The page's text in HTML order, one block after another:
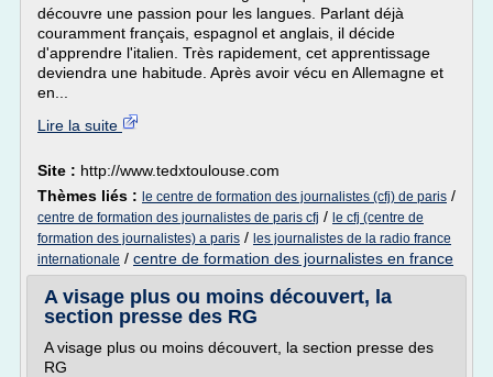
découvre une passion pour les langues. Parlant déjà
couramment français, espagnol et anglais, il décide
d'apprendre l'italien. Très rapidement, cet apprentissage
deviendra une habitude. Après avoir vécu en Allemagne et
en...
Lire la suite
Site : http://www.tedxtoulouse.com
Thèmes liés : le centre de formation des journalistes (cfj) de paris /
centre de formation des journalistes de paris cfj / le cfj (centre de
formation des journalistes) a paris / les journalistes de la radio france
internationale / centre de formation des journalistes en france
A visage plus ou moins découvert, la
section presse des RG
A visage plus ou moins découvert, la section presse des
RG